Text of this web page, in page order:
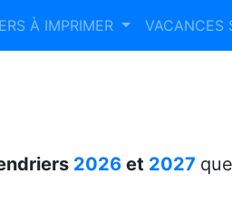
À IMPRIMER VACANCES
2026et 2027